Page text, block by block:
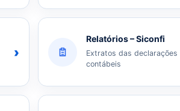
›
Relatórios – Siconfi
Extratos das declarações
contábeis